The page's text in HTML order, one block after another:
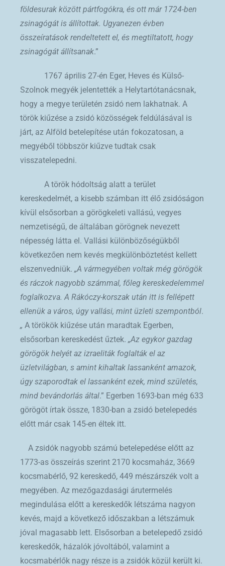
földesurak között pártfogókra, és ott már 1724-ben
zsinagógát is állítottak. Ugyanezen évben
összeíratások rendeltetett el, és megtiltatott, hogy
zsinagógát állítsanak.”
1767 április 27-én Eger, Heves és Külső-
Szolnok megyék jelentették a Helytartótanácsnak,
hogy a megye területén zsidó nem lakhatnak. A
török kiűzése a zsidó közösségek feldúlásával is
járt, az Alföld betelepítése után fokozatosan, a
megyéből többször kiűzve tudtak csak
visszatelepedni.
A török hódoltság alatt a terület
kereskedelmét, a kisebb számban itt élő zsidóságon
kívül elsősorban a görögkeleti vallású, vegyes
nemzetiségű, de általában görögnek nevezett
népesség látta el. Vallási különbözőségükből
következően nem kevés megkülönböztetést kellett
elszenvedniük. „A vármegyében voltak még görögök
és ráczok nagyobb számmal, főleg kereskedelemmel
foglalkozva. A Rákóczy-korszak után itt is fellépett
ellenük a város, úgy vallási, mint üzleti szempontból.
„ A törökök kiűzése után maradtak Egerben,
elsősorban kereskedést űztek. „Az egykor gazdag
görögök helyét az izraeliták foglalták el az
üzletvilágban, s amint kihaltak lassanként amazok,
úgy szaporodtak el lassanként ezek, mind születés,
mind bevándorlás által.” Egerben 1693-ban még 633
görögöt írtak össze, 1830-ban a zsidó betelepedés
előtt már csak 145-en éltek itt.
A zsidók nagyobb számú betelepedése előtt az
1773-as összeírás szerint 2170 kocsmaház, 3669
kocsmabérlő, 92 kereskedő, 449 mészárszék volt a
megyében. Az mezőgazdasági árutermelés
megindulása előtt a kereskedők létszáma nagyon
kevés, majd a következő időszakban a létszámuk
jóval magasabb lett. Elsősorban a betelepedő zsidó
kereskedők, házalók jóvoltából, valamint a
kocsmabérlők nagy része is a zsidók közül került ki.